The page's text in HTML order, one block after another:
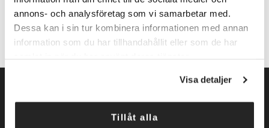
annons- och analysföretag som vi samarbetar med.
Dessa kan i sin tur kombinera informationen med annan
information som du har tillhandahållit eller som de har
Visa detaljer
Tillåt alla